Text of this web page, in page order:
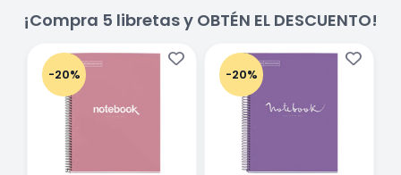
¡Compra 5 libretas y OBTÉN EL DESCUENTO!
-20% -20%